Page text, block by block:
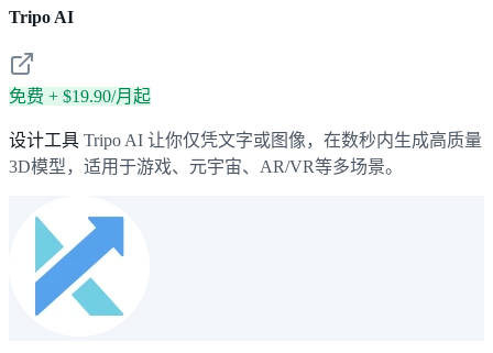
Tripo AI
免费 + $19.90/月起
设计工具 Tripo AI 让你仅凭文字或图像，在数秒内生成高质量
3D模型，适用于游戏、元宇宙、AR/VR等多场景。